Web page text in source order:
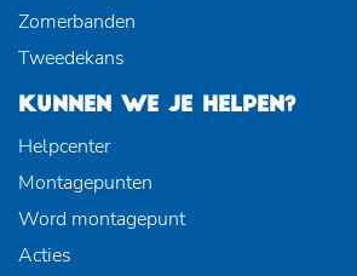
Zomerbanden
Tweedekans
KUNNEN WE JE HELPEN?
Helpcenter
Montagepunten
Word montagepunt
Acties